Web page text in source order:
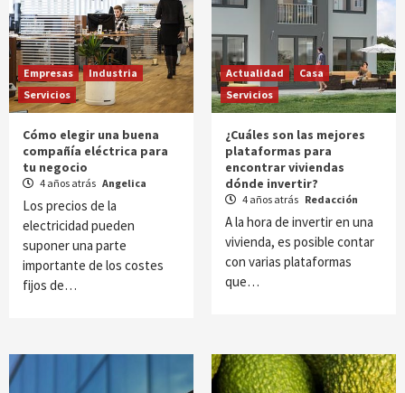
Empresas
Industria
Servicios
Cómo elegir una buena
compañía eléctrica para
tu negocio
4 años atrás Angelica
Los precios de la
electricidad pueden
suponer una parte
importante de los costes
fijos de…
Actualidad
Casa
Servicios
¿Cuáles son las mejores
plataformas para
encontrar viviendas
dónde invertir?
4 años atrás Redacción
A la hora de invertir en una
vivienda, es posible contar
con varias plataformas
que…